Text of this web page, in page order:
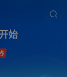
始